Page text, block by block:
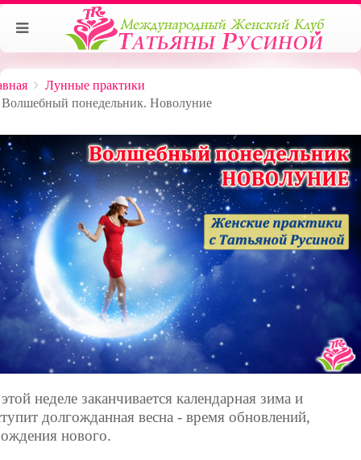
Лунные практики
Волшебный понедельник. Новолуние
неделе заканчивается календарная зима и
долгожданная весна - время обновлений,
нового.